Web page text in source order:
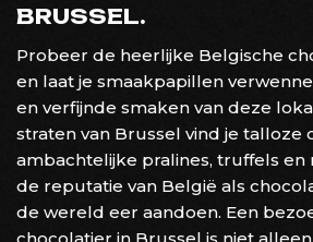
BRUSSEL.
Probeer de heerlijke Belgische
en laat je smaakpapillen
en verfijnde smaken van deze
straten van Brussel vind je talloze
ambachtelijke pralines, truffels
de reputatie van België als
de wereld eer aandoen. Een
chocolatier in Brussel is niet